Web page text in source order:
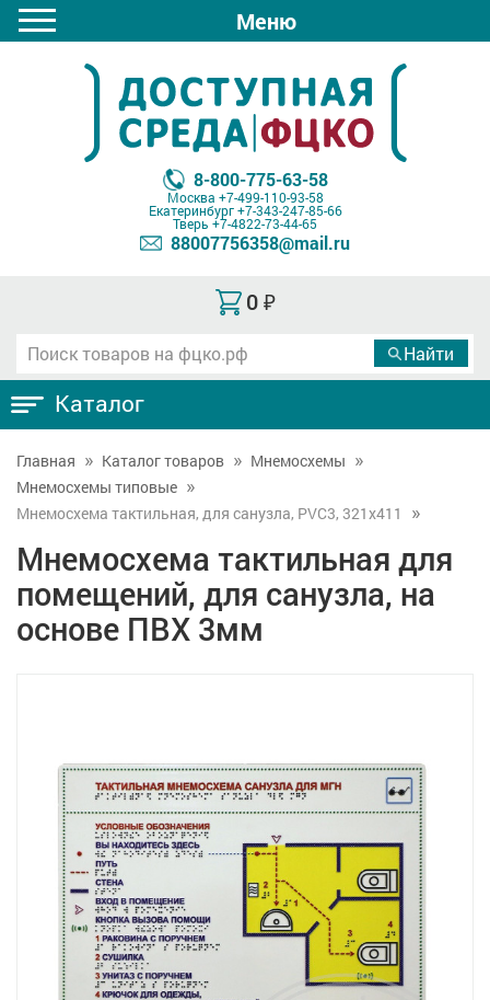
Меню
8-800-775-63-58
Москва +7-499-110-93-58
Екатеринбург+7-343-247-85-66
Тверь +7-4822-73-44-65
88007756358@mail.ru
0 ₽
Каталог
Главная Каталог товаров
Мнемосхемы
Мнемосхемы типовые
Мнемосхема тактильная, для санузла, PVC3, 321х411
Мнемосхема тактильная для
помещений, для санузла, на
основе ПВХ 3мм